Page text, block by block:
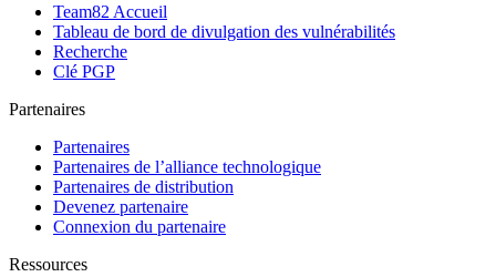
Team82 Accueil
Tableau de bord de divulgation des vulnérabilités
Recherche
Clé PGP
Partenaires
Partenaires
Partenaires de l’alliance technologique
Partenaires de distribution
Devenez partenaire
Connexion du partenaire
Ressources